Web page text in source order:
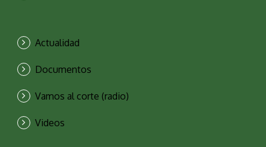
Actualidad
Documentos
Vamos al corte (radio)
Videos